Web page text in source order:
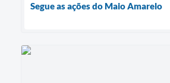
Segue as ações do Maio Amarelo